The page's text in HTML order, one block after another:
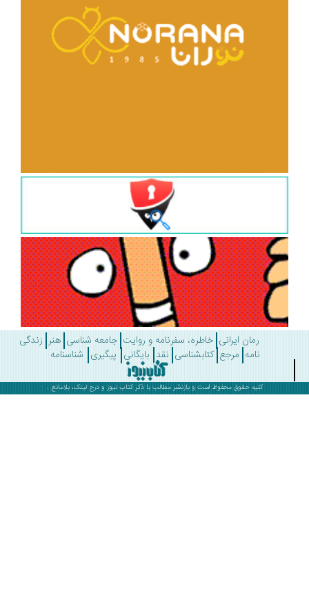
رمان ایرانی خاطره، سفرنامه و روایت جامعه شناسی هنر زندگی
مرجع کتابشناسی نقد بایگانی پیگیری شناسنامه
کلیه حقوق محفوظ است و بازنشر مطالب با ذکرکتاب نیوز و درج لینک، بلامانع .